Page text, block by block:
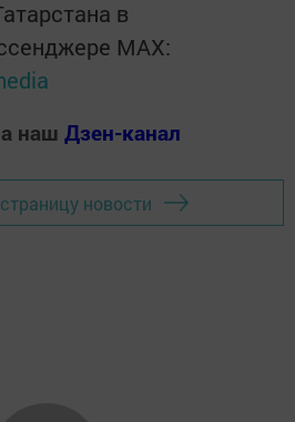
в
MАХ:
наш Дзен-канал
новости